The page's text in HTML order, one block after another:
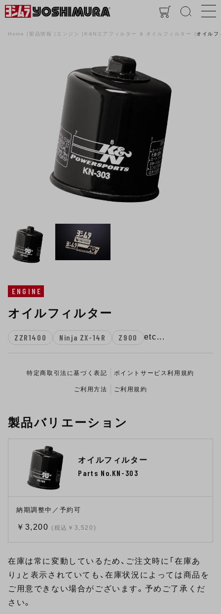
Home 製品情報 エンジン K&Nエアフィルター & オイルフィルター オイルフ
ENGINE
オイルフィルター
ZZR1400 Ninja ZX-14R Z900 etc...
特定商取引法に基づく表記 ポイントサービス利用規約
ご利用方法 ご利用規約
製品バリエーション
オイルフィルター
Parts No.KN-303
納期調整中／予約可
￥3,200 (税込￥3,520)
在庫は常に変動しているため、ご注文時に「在庫あ
り」と表示されていても、在庫状況によっては商品を
ご用意できない場合がございます。予めご了承くだ
さい。